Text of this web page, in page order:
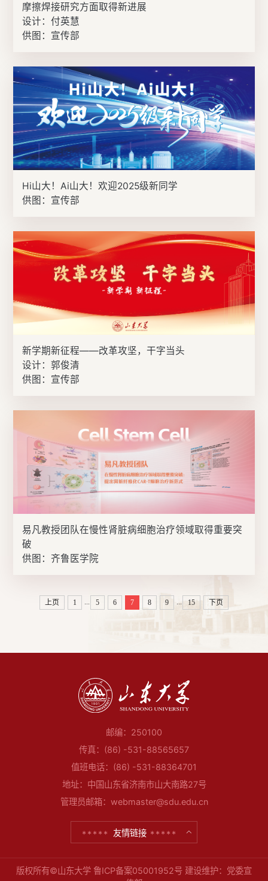
摩擦焊接研究方面取得新进展
设计：付英慧
供图：宣传部
Hi山大！Ai山大！欢迎2025级新同学
供图：宣传部
新学期新征程——改革攻坚，干字当头
设计：郭俊清
供图：宣传部
易凡教授团队在慢性肾脏病细胞治疗领域取得重要突
破
供图：齐鲁医学院
上页 1 ... 5 6 7 8 9 ... 15 下页
邮编：250100
传真：(86) -531-88565657
值班电话：(86) -531-88364701
地址：中国山东省济南市山大南路27号
管理员邮箱：webmaster@sdu.edu.cn
友情链接
版权所有©山东大学 鲁ICP备案05001952号 建设维护：党委宣